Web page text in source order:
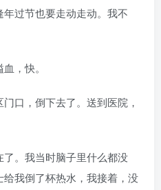
过节也要走动走动。我不
，快。
口，倒下去了。送到医院，
。我当时脑子里什么都没
我倒了杯热水，我接着，没